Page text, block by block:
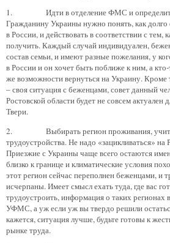
1. Идти в отделение ФМС и
Гражданину Украины нужно понять, как
в России, и действовать в соответствии с тем,
получить. Каждый случай индивидуален,
состав семьи, и имеют разные пожелания, у
в России и он хочет быть поближе к ним, а
же возможности вернуться на Украину. Кроме
– своя ситуация с беженцами, совет данный
Ростовской области будет не совсем актуален
Твери.
2. Выбирать регион проживания,
трудоустройства. Не надо «зацикливаться» на
Приезжие с Украины чаще всего остаются
близко к границе и климатические условия
этот регион сейчас переполнен беженцами, и
исчерпаны. Имеет смысл ехать туда, где вас
трудоустроить, информация о таких регионах
УФМС, а уж если уж вы твердо решили
кажется, ситуация лучше, будьте готовы к
рынке труда.